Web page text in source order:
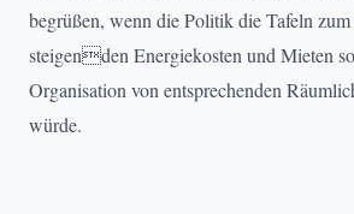
begrüßen, wenn die Politik die Tafeln
steigenden Energiekosten und Mieten
Organisation von entsprechenden
würde.